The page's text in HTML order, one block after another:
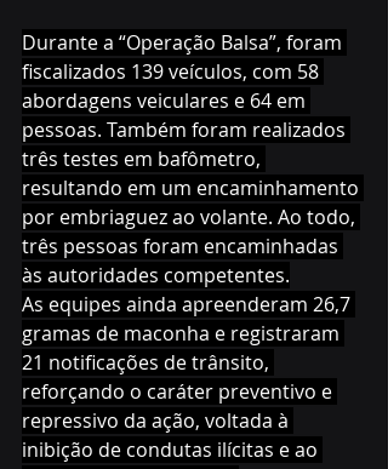
Durante a “Operação Balsa”, foram
fiscalizados 139 veículos, com 58
abordagens veiculares e 64 em
pessoas. Também foram realizados
três testes em bafômetro,
resultando em um encaminhamento
por embriaguez ao volante. Ao todo,
três pessoas foram encaminhadas
às autoridades competentes.
As equipes ainda apreenderam 26,7
gramas de maconha e registraram
21 notificações de trânsito,
reforçando o caráter preventivo e
repressivo da ação, voltada à
inibição de condutas ilícitas e ao